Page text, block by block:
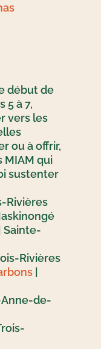
début de
5 à 7,
vers les
ou à offrir,
MIAM qui
sustenter
Rivières
Sainte-
Rivières
|
de-